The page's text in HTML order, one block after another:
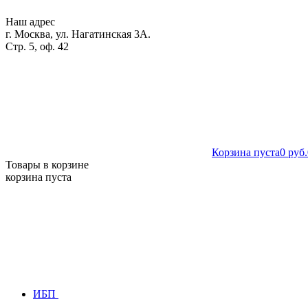
Наш адрес
г. Москва, ул. Нагатинская 3А.
Стр. 5, оф. 42
Корзина пуста0 руб.
Товары в корзине
корзина пуста
ИБП